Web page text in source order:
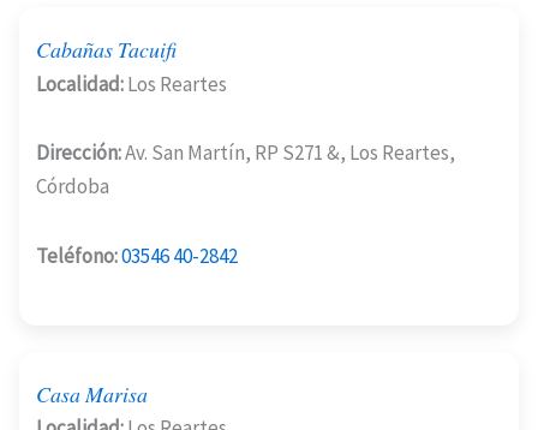
Cabañas Tacuifi
Localidad:Los Reartes
Dirección:Av. San Martín, RP S271 &, Los Reartes,
Córdoba
Teléfono:03546 40-2842
Casa Marisa